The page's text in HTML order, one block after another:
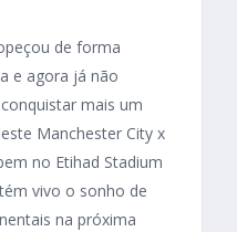
de forma
e agora já não
mais um
Manchester City x
no Etihad Stadium
vivo o sonho de
na próxima